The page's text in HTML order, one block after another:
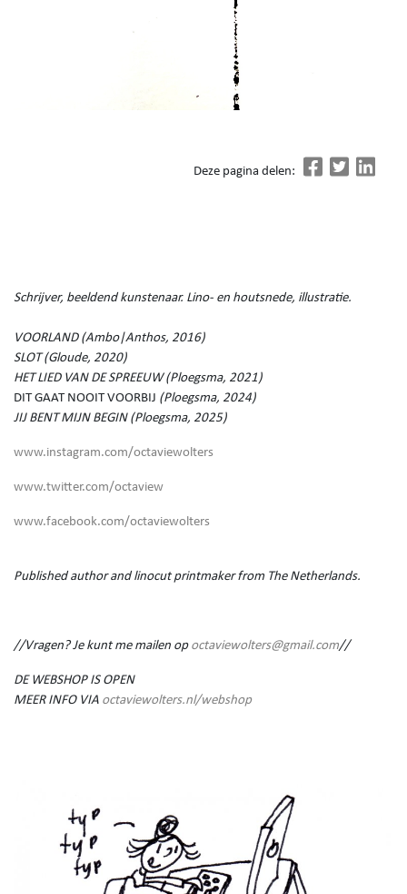
Deze pagina delen:
Schrijver, beeldend kunstenaar. Lino- en houtsnede, illustratie.
VOORLAND (Ambo|Anthos, 2016)
SLOT (Gloude, 2020)
HET LIED VAN DE SPREEUW (Ploegsma, 2021)
DIT GAAT NOOIT VOORBIJ (Ploegsma, 2024)
JIJ BENT MIJN BEGIN (Ploegsma, 2025)
www.instagram.com/octaviewolters
www.twitter.com/octaview
www.facebook.com/octaviewolters
Published author and linocut printmaker from The Netherlands.
//Vragen? Je kunt me mailen op octaviewolters@gmail.com//
DE WEBSHOP IS OPEN
MEER INFO VIA octaviewolters.nl/webshop